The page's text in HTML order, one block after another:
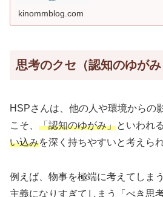
kinommblog.com
思考のクセ（認知のゆがみ
HSPさんは、他の人や環境からの
こそ、 「認知のゆがみ」といわれ
い込みを深く持ちやすいと考えら
例えば、物事を極端に考えてしま
主義になりすぎてしまう「べき思